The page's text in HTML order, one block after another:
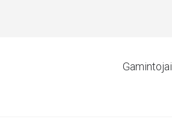
Gamintojai